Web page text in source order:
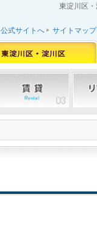
東淀川区
公式サイトへ サイトマップ